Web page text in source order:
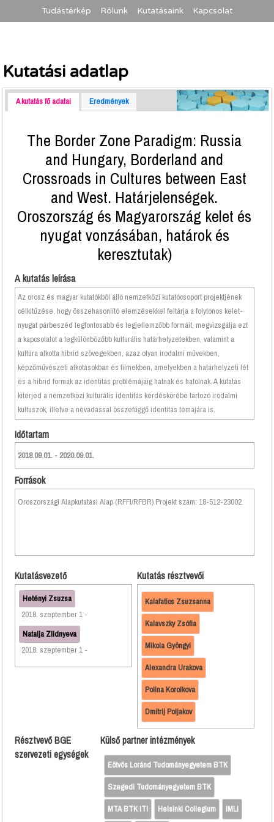
Tudástérkép Rólunk Kutatásaink Kapcsolat
Kutatási adatlap
A kutatás fő adatai Eredmények
The Border Zone Paradigm: Russia
and Hungary, Borderland and
Crossroads in Cultures between East
and West. Határjelenségek.
Oroszország és Magyarország kelet és
nyugat vonzásában, határok és
keresztutak)
A kutatás leírása
Az orosz és magyar kutatókból álló nemzetközi kutatócsoport projektjének
célkitűzése, hogy összehasonlító elemzésekkel feltárja a folytonos kelet-
nyugat párbeszéd legfontosabb és legjellemzőbb formáit, megvizsgálja ezt
a kapcsolatot a legkülönbözőbb kulturális határhelyzetekben, valamint a
kultúra alkotta hibrid szövegekben, azaz olyan irodalmi művekben,
képzőművészeti alkotásokban és filmekben, amelyekben a határhelyzeti lét
és a hibrid formák az identitás problémájáig hatnak és hatolnak. A kutatás
kiterjed a nemzetközi kulturális identitás kérdéskörébe tartozó irodalmi
kultuszok, illetve a névadással összefüggő identitás témájára is.
Időtartam
2018.09.01. - 2020.09.01.
Források
Oroszországi Alapkutatási Alap (RFFI/RFBR) Projekt szám: 18-512-23002.
Kutatásvezető
Hetényi Zsuzsa
2018. szeptember 1 -
Natalja Zlidnyeva
2018. szeptember 1 -
Kutatás résztvevői
Kalafatics Zsuzsanna
Kalavszky Zsófia
Mikola Gyöngyi
Alexandra Urakova
Polina Korolkova
Dmitrij Poljakov
Résztvevő BGE
szervezeti egységek
Külső partner intézmények
Eötvös Loránd Tudományegyetem BTK
Szegedi Tudományegyetem BTK
MTA BTK ITI Helsinki Collegium IMLI